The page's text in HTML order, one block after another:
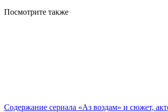
Посмотрите также
Содержание сериала «Аз воздам» и сюжет,